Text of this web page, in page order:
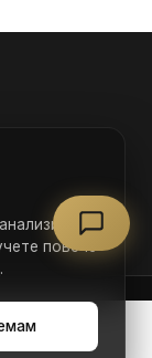
повече
.